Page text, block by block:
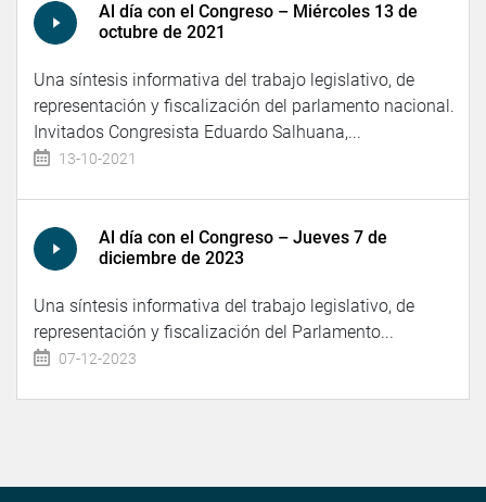
Al día con el Congreso – Miércoles 13 de
octubre de 2021
Una síntesis informativa del trabajo legislativo, de
representación y fiscalización del parlamento nacional.
Invitados Congresista Eduardo Salhuana,...
13-10-2021
Al día con el Congreso – Jueves 7 de
diciembre de 2023
Una síntesis informativa del trabajo legislativo, de
representación y fiscalización del Parlamento...
07-12-2023